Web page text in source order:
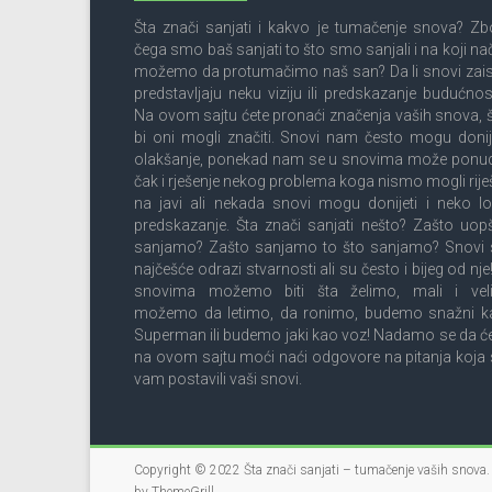
Šta znači sanjati i kakvo je tumačenje snova?
čega smo baš sanjati to što smo sanjali i na koji
možemo da protumačimo naš san? Da li snovi
predstavljaju neku viziju ili predskazanje
Na ovom sajtu ćete pronaći značenja vaših snova,
bi oni mogli značiti. Snovi nam često mogu
olakšanje, ponekad nam se u snovima može
čak i rješenje nekog problema koga nismo mogli
na javi ali nekada snovi mogu donijeti i neko
predskazanje. Šta znači sanjati nešto? Zašto
sanjamo? Zašto sanjamo to što sanjamo? Snovi
najčešće odrazi stvarnosti ali su često i bijeg od
snovima možemo biti šta želimo, mali i
možemo da letimo, da ronimo, budemo snažni
Superman ili budemo jaki kao voz! Nadamo se da
na ovom sajtu moći naći odgovore na pitanja koja
vam postavili vaši snovi.
Copyright © 2022 Šta znači sanjati – tumačenje vaših snova